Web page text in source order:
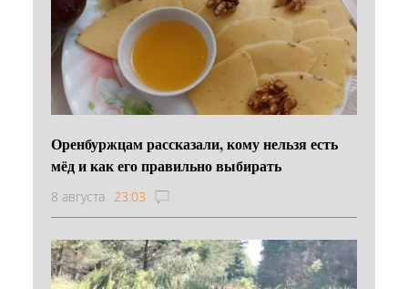
Оренбуржцам рассказали, кому нельзя есть
мёд и как его правильно выбирать
8 августа 23:03